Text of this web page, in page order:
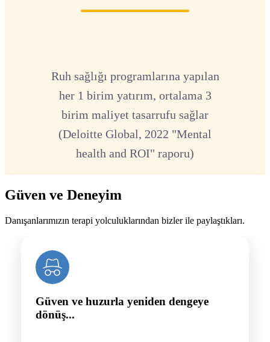
Ruh sağlığı programlarına yapılan
her 1 birim yatırım, ortalama 3
birim maliyet tasarrufu sağlar
(Deloitte Global, 2022 "Mental
health and ROI" raporu)
Güven ve Deneyim
Danışanlarımızın terapi yolculuklarından bizler ile paylaştıkları.
Güven ve huzurla yeniden dengeye
dönüş...